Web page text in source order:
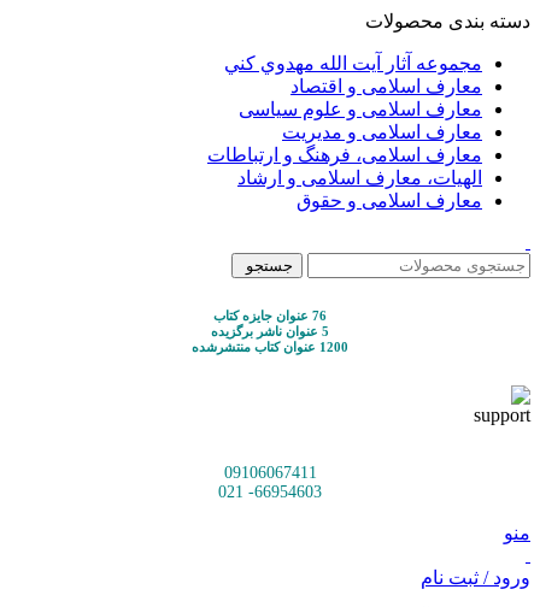
دسته بندی محصولات
مجموعه آثار آيت الله مهدوي كني
معارف اسلامی و اقتصاد
معارف اسلامی و علوم سیاسی
معارف اسلامی و مدیریت
معارف اسلامی، فرهنگ و ارتباطات
الهیات، معارف اسلامی و ارشاد
معارف اسلامی و حقوق
جستجو
76 عنوان جایزه کتاب
5 عنوان ناشر برگزیده
1200 عنوان کتاب منتشرشده
09106067411
66954603- 021
منو
ورود / ثبت نام